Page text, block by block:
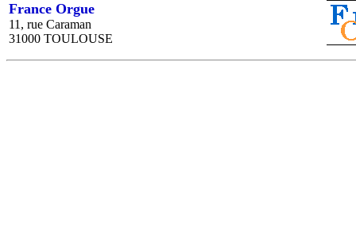
France Orgue
11, rue Caraman
31000 TOULOUSE